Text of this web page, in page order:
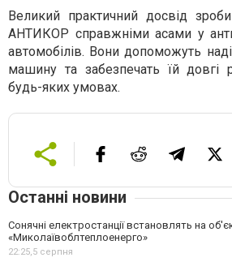
Великий практичний досвід
АНТИКОР справжніми асами у
автомобілів. Вони допоможуть
машину та забезпечать їй довгі
будь-яких умовах.
Останні новини
Сонячні електростанції встановлять на
«Миколаївоблтеплоенерго»
22:25,5 серпня